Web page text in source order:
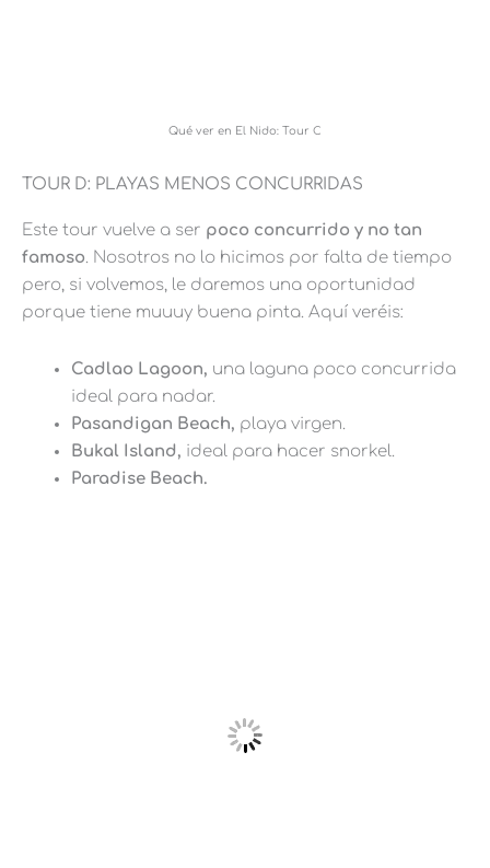
Qué ver en El Nido: Tour C
TOUR D: PLAYAS MENOS CONCURRIDAS
Este tour vuelve a ser poco concurrido y no tan
famoso. Nosotros no lo hicimos por falta de tiempo
pero, si volvemos, le daremos una oportunidad
porque tiene muuuy buena pinta. Aquí veréis:
Cadlao Lagoon, una laguna poco concurrida
ideal para nadar.
Pasandigan Beach, playa virgen.
Bukal Island, ideal para hacer snorkel.
Paradise Beach.